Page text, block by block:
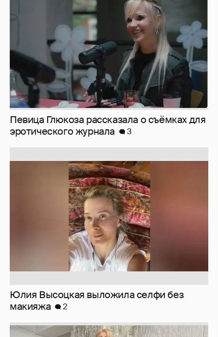
Певица Глюкоза рассказала о съёмках для
эротического журнала
3
Юлия Высоцкая выложила селфи без
макияжа
2